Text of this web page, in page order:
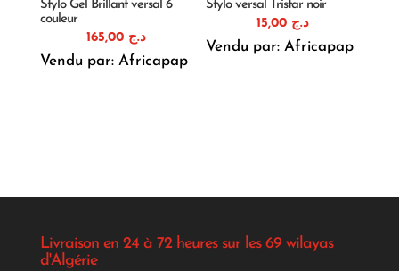
Stylo Gel Brillant versal 6
couleur
د.ج
Vendu par: Africapap
Stylo versal Tristar noir
د.ج 15,00
Vendu par: Africapap
Livraison en 24 à 72 heures sur les 69 wilayas
d'Algérie